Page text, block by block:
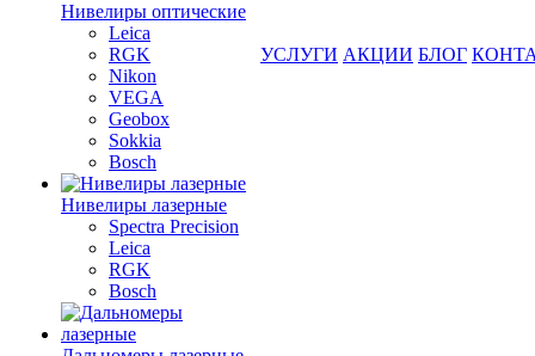
Нивелиры оптические
Leica
RGK
Nikon
VEGA
Geobox
Sokkia
Bosch
Нивелиры лазерные
Spectra Precision
Leica
RGK
Bosch
УСЛУГИ АКЦИИ БЛОГ